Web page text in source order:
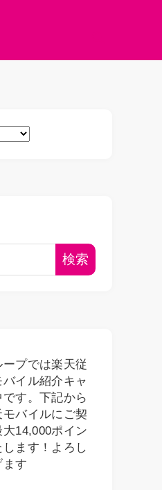
検索
プでは楽天従
イル紹介キャ
す。下記から
バイルにご契
14,000ポイン
します！よろし
ます